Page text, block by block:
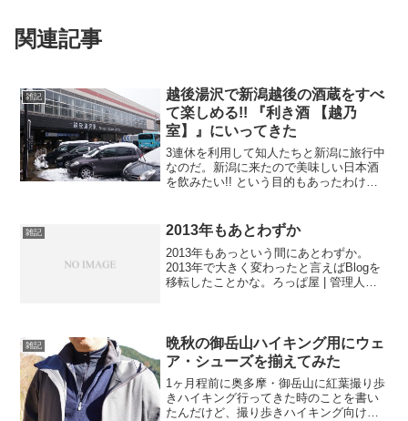
関連記事
雑記
越後湯沢で新潟越後の酒蔵をすべ
て楽しめる!! 『利き酒 【越乃
室】』にいってきた
3連休を利用して知人たちと新潟に旅行中
なのだ。新潟に来たので美味しい日本酒
を飲みたい!! という目的もあったわけ
た。スキーに行って遊んだりするわけだ
けど、初日は越後湯沢の...
雑記 2013年もあとわずか
2013年もあっという間にあとわずか。
2013年で大きく変わったと言えばBlogを
移転したことかな。ろっぱ屋 | 管理人が
雑記
晩秋の御岳山ハイキング用にウェ
ア・シューズを揃えてみた
1ヶ月程前に奥多摩・御岳山に紅葉撮り歩
きハイキング行ってきた時のことを書い
たんだけど、撮り歩きハイキング向けに